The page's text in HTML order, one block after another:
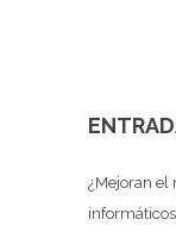
¿Mejoran el